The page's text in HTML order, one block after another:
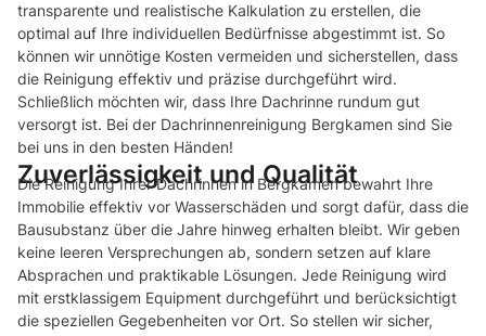
transparente und realistische Kalkulation zu erstellen, die
optimal auf Ihre individuellen Bedürfnisse abgestimmt ist. So
können wir unnötige Kosten vermeiden und sicherstellen, dass
die Reinigung effektiv und präzise durchgeführt wird.
Schließlich möchten wir, dass Ihre Dachrinne rundum gut
versorgt ist. Bei der Dachrinnenreinigung Bergkamen sind Sie
bei uns in den besten Händen!
Zuverlässigkeit und Qualität
Die Reinigung Ihrer Dachrinnen in Bergkamen bewahrt Ihre
Immobilie effektiv vor Wasserschäden und sorgt dafür, dass die
Bausubstanz über die Jahre hinweg erhalten bleibt. Wir geben
keine leeren Versprechungen ab, sondern setzen auf klare
Absprachen und praktikable Lösungen. Jede Reinigung wird
mit erstklassigem Equipment durchgeführt und berücksichtigt
die speziellen Gegebenheiten vor Ort. So stellen wir sicher,